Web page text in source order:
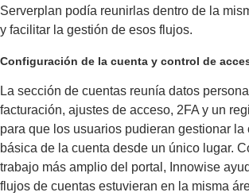
Serverplan podía reunirlas dentro de la
y facilitar la gestión de esos flujos.
Configuración de la cuenta y control de
La sección de cuentas reunía datos
facturación, ajustes de acceso, 2FA y un
para que los usuarios pudieran gestionar la
básica de la cuenta desde un único lugar.
trabajo más amplio del portal, Innowise
flujos de cuentas estuvieran en la misma